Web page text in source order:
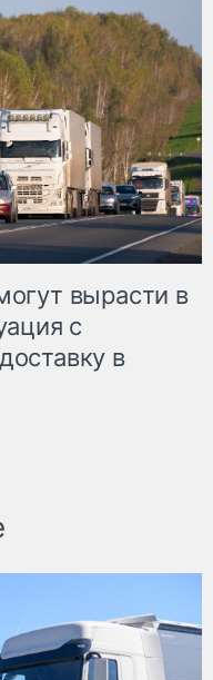
вырасти в
с
в